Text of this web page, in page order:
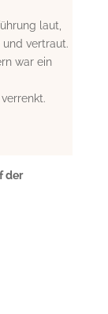
laut,
und vertraut.
war ein
der